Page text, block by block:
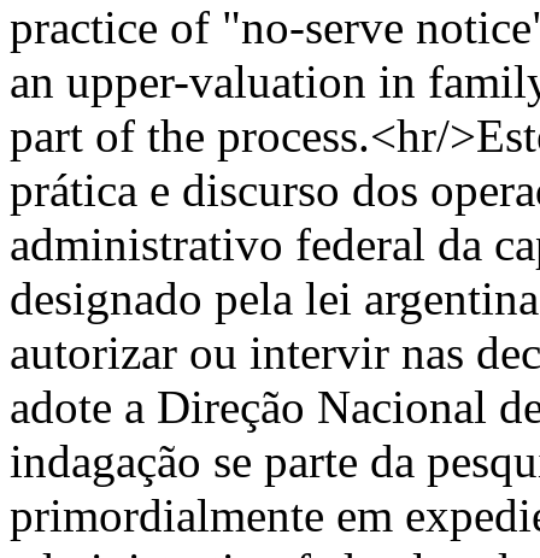
practice of "no-serve
an upper-valuation in
part of the process.<hr/
prática e discurso dos
administrativo federal da
designado pela lei
autorizar ou intervir nas
adote a Direção Nacional
indagação se parte da
primordialmente em